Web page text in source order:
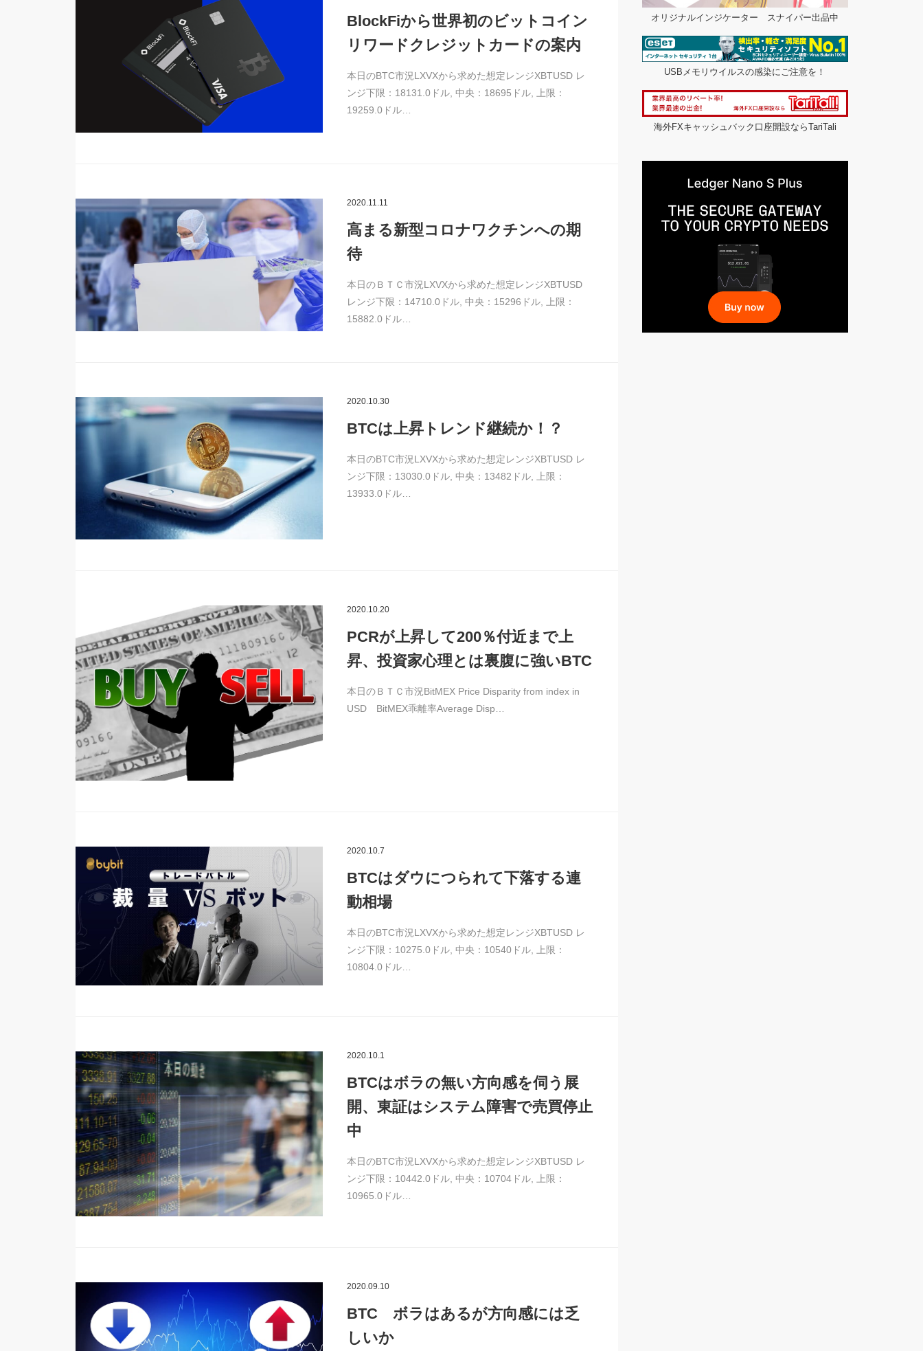
BlockFiから世界初のビットコイン
リワードクレジットカードの案内
本日のBTC市況LXVXから求めた想定レンジXBTUSD レ
ンジ下限：18131.0ドル, 中央：18695ドル, 上限：
19259.0ドル…
2020.11.11
高まる新型コロナワクチンへの期
待
本日のＢＴＣ市況LXVXから求めた想定レンジXBTUSD
レンジ下限：14710.0ドル, 中央：15296ドル, 上限：
15882.0ドル…
2020.10.30
BTCは上昇トレンド継続か！？
本日のBTC市況LXVXから求めた想定レンジXBTUSD レ
ンジ下限：13030.0ドル, 中央：13482ドル, 上限：
13933.0ドル…
2020.10.20
PCRが上昇して200％付近まで上
昇、投資家心理とは裏腹に強いBTC
本日のＢＴＣ市況BitMEX Price Disparity from index in
USD BitMEX乖離率Average Disp…
2020.10.7
BTCはダウにつられて下落する連
動相場
本日のBTC市況LXVXから求めた想定レンジXBTUSD レ
ンジ下限：10275.0ドル, 中央：10540ドル, 上限：
10804.0ドル…
2020.10.1
BTCはボラの無い方向感を伺う展
開、東証はシステム障害で売買停止
中
本日のBTC市況LXVXから求めた想定レンジXBTUSD レ
ンジ下限：10442.0ドル, 中央：10704ドル, 上限：
10965.0ドル…
2020.09.10
BTC ボラはあるが方向感には乏
しいか
オリジナルインジケーター スナイパー出品中
USBメモリウイルスの感染にご注意を！
海外FXキャッシュバック口座開設ならTariTali